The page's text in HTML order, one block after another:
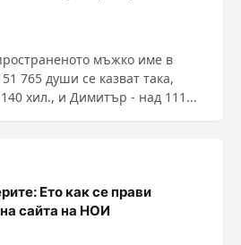
мъжко име в
765 души се казват така,
хил., и Димитър - над 111...
Ето как се прави
сайта на НОИ